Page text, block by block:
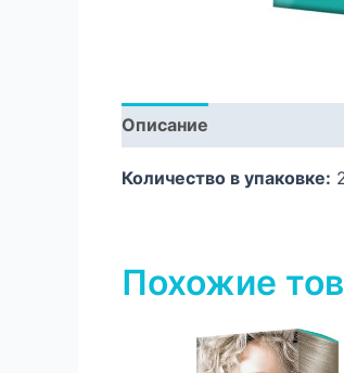
Описание
Количество в упаковке:
Похожие